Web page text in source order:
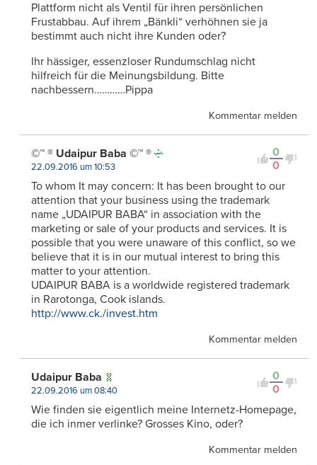
Plattform nicht als Ventil für ihren persönlichen
Frustabbau. Auf ihrem „Bänkli“ verhöhnen sie ja
bestimmt auch nicht ihre Kunden oder?
Ihr hässiger, essenzloser Rundumschlag nicht
hilfreich für die Meinungsbildung. Bitte
nachbessern…………Pippa
Kommentar melden
0
0
©™ ® Udaipur Baba ©™ ®
22.09.2016 um 10:53
To whom It may concern: It has been brought to our
attention that your business using the trademark
name „UDAIPUR BABA“ in association with the
marketing or sale of your products and services. It is
possible that you were unaware of this conflict, so we
believe that it is in our mutual interest to bring this
matter to your attention.
UDAIPUR BABA is a worldwide registered trademark
in Rarotonga, Cook islands.
http://www.ck./invest.htm
Kommentar melden
0
0
Udaipur Baba
22.09.2016 um 08:40
Wie finden sie eigentlich meine Internetz-Homepage,
die ich inmer verlinke? Grosses Kino, oder?
Kommentar melden